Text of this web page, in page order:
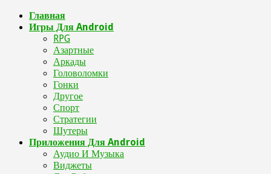
Главная
Игры Для Android
RPG
Азартные
Аркады
Головоломки
Гонки
Другое
Спорт
Стратегии
Шутеры
Приложения Для Android
Аудио И Музыка
Виджеты